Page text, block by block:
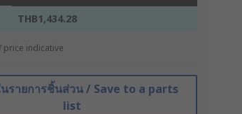
THB1,434.28
price indicative
รายการชิ้นส่วน / Save to a parts
list